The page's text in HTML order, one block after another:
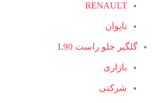
RENAULT
تایوان
گلگیر جلو راست L90
بازاری
شرکتی